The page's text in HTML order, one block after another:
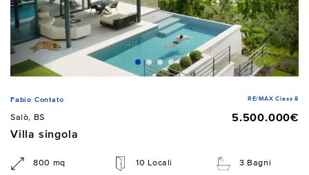
Fabio Contato RE/MAX Class 8
Salò, BS
5.500.000€
Villa singola
800 mq 10 Locali 3 Bagni